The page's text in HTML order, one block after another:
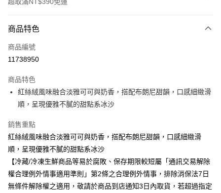
全家線上支付
超商取貨付款
運送方式
冷凍-全家取貨付款
每筆NT$100，滿NT$390(含以上)免運費
冷凍-付款後全家取貨
每筆NT$100，滿NT$390(含以上)免運費
商品特色
商品編號
11738950
商品特色
紅絲絨風味融合淡雅可可與奶香，搭配布朗尼甜韻，口感細緻滑
順，呈現優雅不膩的甜點系冰沙
銷售重點
紅絲絨風味融合淡雅可可與奶香，搭配布朗尼甜韻，口感細緻滑
順，呈現優雅不膩的甜點系冰沙
【冷藏/冷凍生鮮商品等易於腐敗、保存期限較短屬「通訊交易解除
權合理例外情事適用準則」第2條之合理例外情事，排除消保法7日
無條件解除權之適用，敬請於商品到店通知3日內取貨，若超過指定